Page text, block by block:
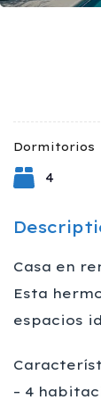
Dormitorios
4
Casa en
Esta
espacios
– 4